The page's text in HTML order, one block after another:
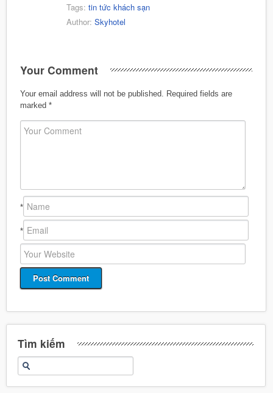
Tags: tin tức khách sạn
Author: Skyhotel
Your Comment
Your email address will not be published.
Required fields are
marked *
*
*
Tìm kiếm